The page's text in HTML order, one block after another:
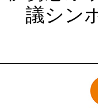
議シン